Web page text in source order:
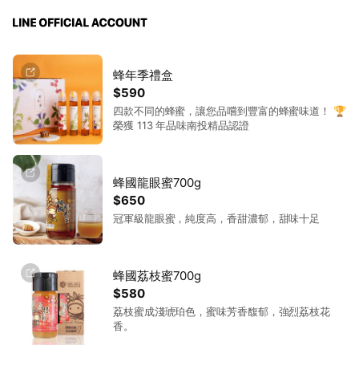
$590
蜂年季禮盒
四款不同的蜂蜜，讓您品嚐到豐富的蜂蜜味道！ 🏆
榮獲 113 年品味南投精品認證
$650
蜂國龍眼蜜700g
冠軍級龍眼蜜，純度高，香甜濃郁，甜味十足
$580
蜂國荔枝蜜700g
荔枝蜜成淺琥珀色，蜜味芳香馥郁，強烈荔枝花
香。